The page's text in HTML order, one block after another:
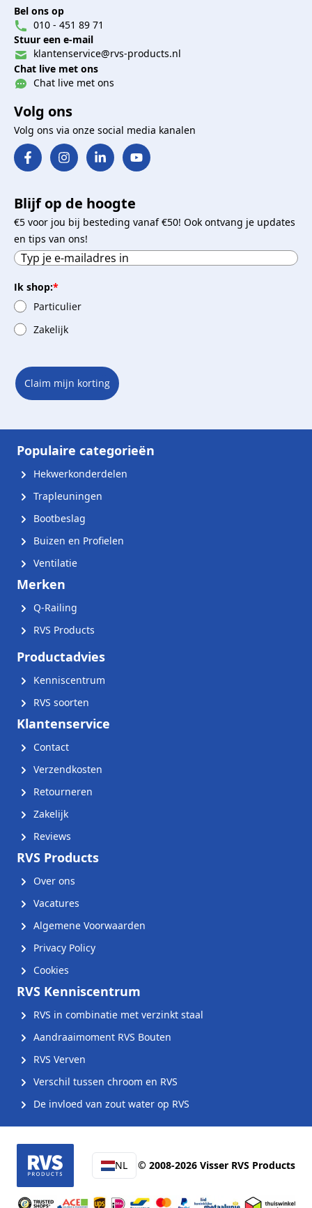
Bel ons op
010 - 451 89 71
Stuur een e-mail
klantenservice@rvs-products.nl
Chat live met ons
Chat live met ons
Volg ons
Volg ons via onze social media kanalen
Blijf op de hoogte
€5 voor jou bij besteding vanaf €50! Ook ontvang je updates
en tips van ons!
Ik shop:*
Particulier
Zakelijk
Claim mijn korting
Populaire categorieën
Hekwerkonderdelen
Trapleuningen
Bootbeslag
Buizen en Profielen
Ventilatie
Merken
Q-Railing
RVS Products
Productadvies
Kenniscentrum
RVS soorten
Klantenservice
Contact
Verzendkosten
Retourneren
Zakelijk
Reviews
RVS Products
Over ons
Vacatures
Algemene Voorwaarden
Privacy Policy
Cookies
RVS Kenniscentrum
RVS in combinatie met verzinkt staal
Aandraaimoment RVS Bouten
RVS Verven
Verschil tussen chroom en RVS
De invloed van zout water op RVS
NL © 2008-2026 Visser RVS Products